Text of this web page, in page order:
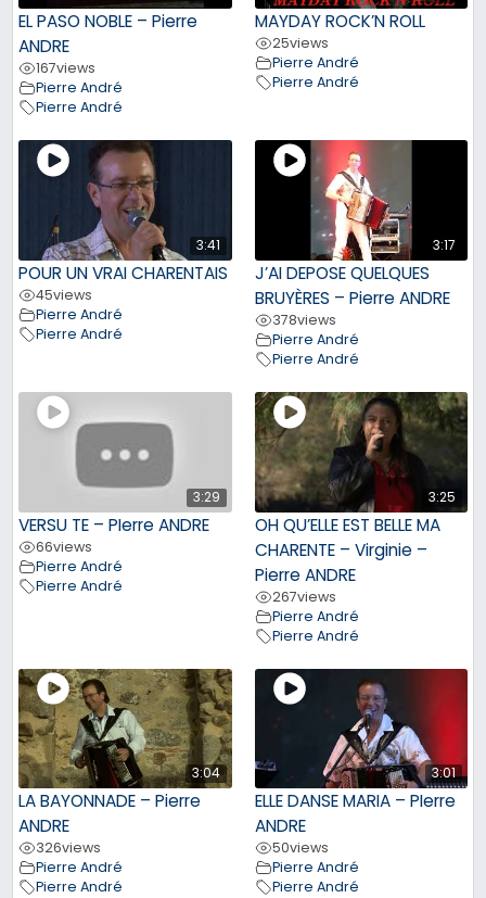
EL PASO NOBLE – Pierre
ANDRE
167views
Pierre André
Pierre André
MAYDAY ROCK’N ROLL
25views
Pierre André
Pierre André
3:41
POUR UN VRAI CHARENTAIS
45views
Pierre André
Pierre André
3:17
J’AI DEPOSE QUELQUES
BRUYÈRES – Pierre ANDRE
378views
Pierre André
Pierre André
3:29
VERSU TE – PIerre ANDRE
66views
Pierre André
Pierre André
3:25
OH QU’ELLE EST BELLE MA
CHARENTE – Virginie –
Pierre ANDRE
267views
Pierre André
Pierre André
3:04
LA BAYONNADE – Pierre
ANDRE
326views
Pierre André
Pierre André
3:01
ELLE DANSE MARIA – PIerre
ANDRE
50views
Pierre André
Pierre André